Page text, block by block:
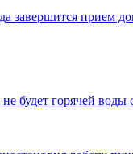
завершится прием
будет горячей воды